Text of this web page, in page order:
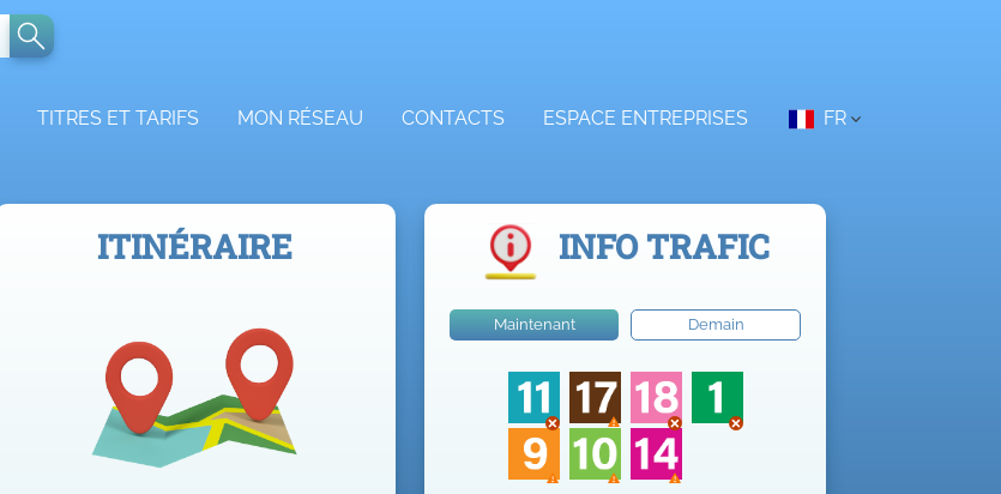
TITRES ET TARIFS MON RÉSEAU CONTACTS ESPACE ENTREPRISES FR
ITINÉRAIRE INFO TRAFIC
Maintenant Demain